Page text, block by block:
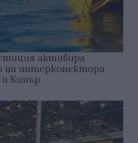
активира
на интерконектора
Кипър